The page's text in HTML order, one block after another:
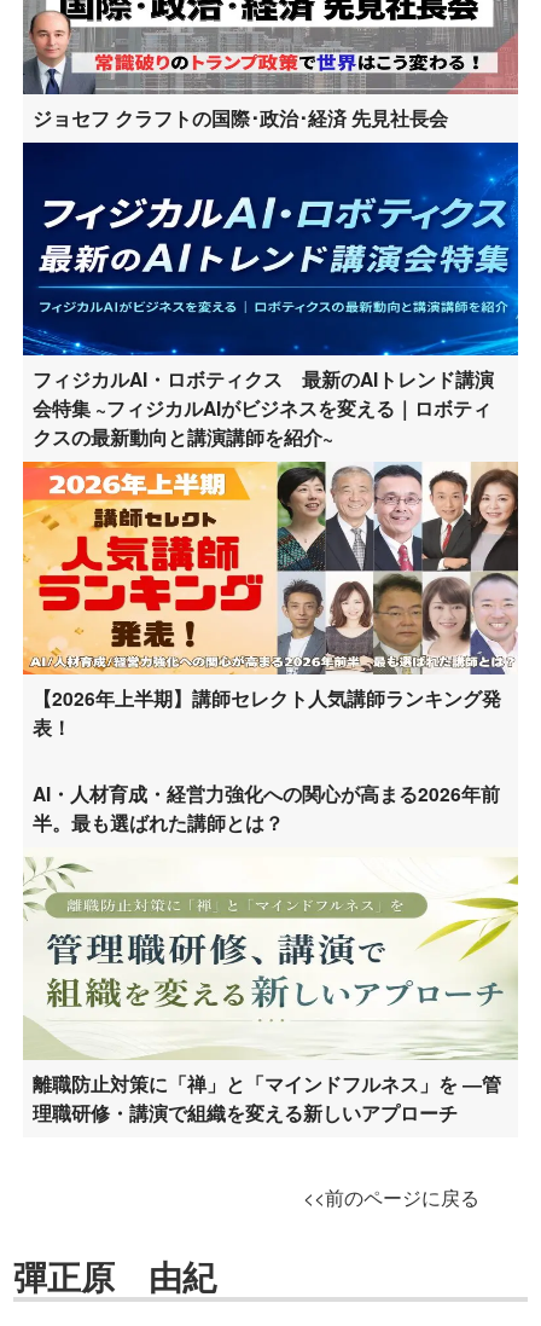
ジョセフ クラフトの国際･政治･経済 先見社長会
フィジカルAI・ロボティクス 最新のAIトレンド講演
会特集 ~フィジカルAIがビジネスを変える｜ロボティ
クスの最新動向と講演講師を紹介~
【2026年上半期】講師セレクト人気講師ランキング発
表！
AI・人材育成・経営力強化への関心が高まる2026年前
半。最も選ばれた講師とは？
離職防止対策に「禅」と「マインドフルネス」を ―管
理職研修・講演で組織を変える新しいアプローチ
<<前のページに戻る
彈正原 由紀